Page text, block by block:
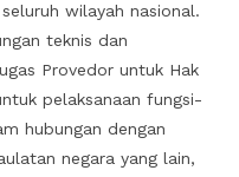
wilayah nasional.
teknis dan
Provedor untuk Hak
pelaksanaan fungsi-
hubungan dengan
negara yang lain,